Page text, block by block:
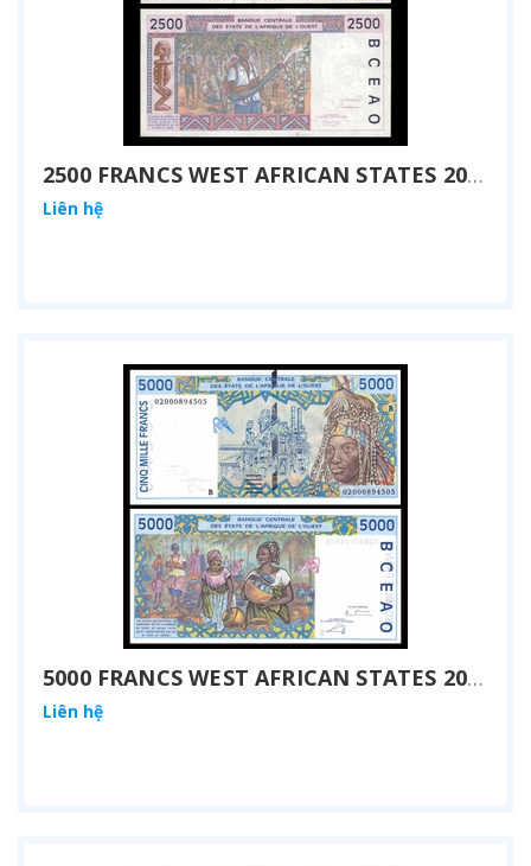
2500 FRANCS WEST AFRICAN STATES 2002
Liên hệ
5000 FRANCS WEST AFRICAN STATES 2002
Liên hệ